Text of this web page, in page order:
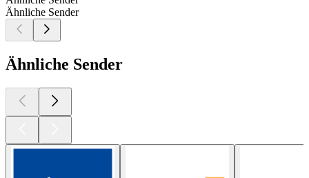
Ähnliche Sender
Ähnliche Sender